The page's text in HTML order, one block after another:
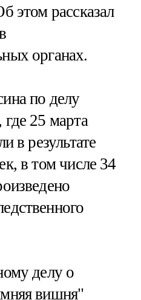
этом рассказал
органах.
по делу
25 марта
в результате
в том числе 34
делу о
вишня"